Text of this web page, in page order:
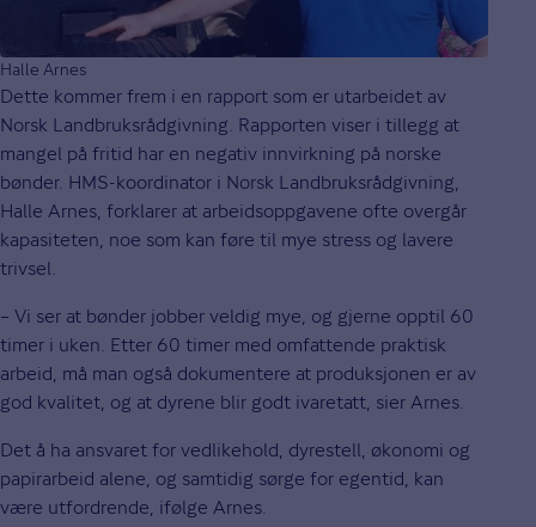
Halle Arnes
Dette kommer frem i en rapport som er utarbeidet av
Norsk Landbruksrådgivning. Rapporten viser i tillegg at
mangel på fritid har en negativ innvirkning på norske
bønder. HMS-koordinator i Norsk Landbruksrådgivning,
Halle Arnes, forklarer at arbeidsoppgavene ofte overgår
kapasiteten, noe som kan føre til mye stress og lavere
trivsel.
– Vi ser at bønder jobber veldig mye, og gjerne opptil 60
timer i uken. Etter 60 timer med omfattende praktisk
arbeid, må man også dokumentere at produksjonen er av
god kvalitet, og at dyrene blir godt ivaretatt, sier Arnes.
Det å ha ansvaret for vedlikehold, dyrestell, økonomi og
papirarbeid alene, og samtidig sørge for egentid, kan
være utfordrende, ifølge Arnes.